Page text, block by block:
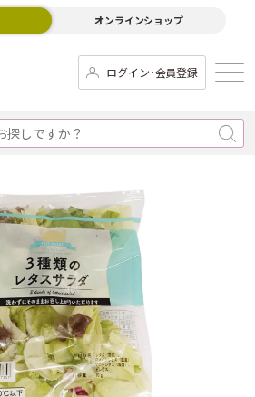
オンラインショップ
ログイン･会員登録